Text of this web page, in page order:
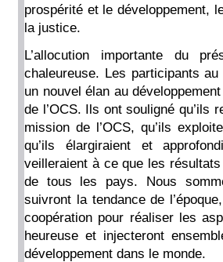
prospérité et le développement,
la justice.
L’allocution importante du
chaleureuse. Les participants
un nouvel élan au
de l’OCS. Ils ont souligné qu’ils
mission de l’OCS, qu’ils
qu’ils élargiraient et
veilleraient à ce que les
de tous les pays. Nous
suivront la tendance de
coopération pour réaliser les
heureuse et injecteront
développement dans le monde.